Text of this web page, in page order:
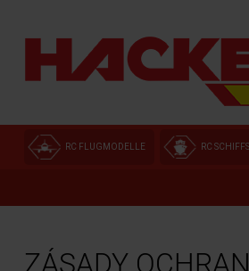
RC FLUGMODELLE RC
ZÁSADY